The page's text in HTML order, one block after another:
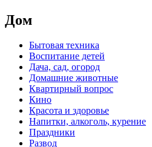
Дом
Бытовая техника
Воспитание детей
Дача, сад, огород
Домашние животные
Квартирный вопрос
Кино
Красота и здоровье
Напитки, алкоголь, курение
Праздники
Развод